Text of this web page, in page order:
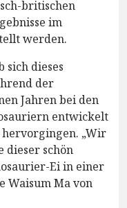
britischen
im
werden.
sich dieses
der
Jahren bei den
entwickelt
hervorgingen. „Wir
dieser schön
Ei in einer
Waisum Ma von